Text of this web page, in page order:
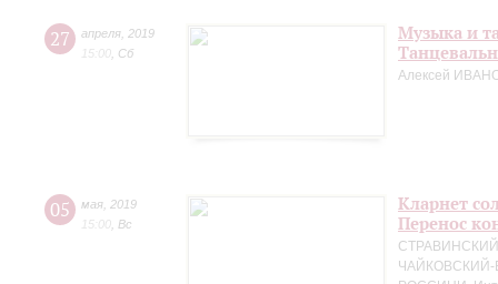
27 апреля 2019
15:00 Сб
Музыка и
Алексей
05 мая 2019
15:00 Вс
Кларнет
Перенос
СТРАВИНСКИЙ.
ЧАЙКОВСКИЙ-